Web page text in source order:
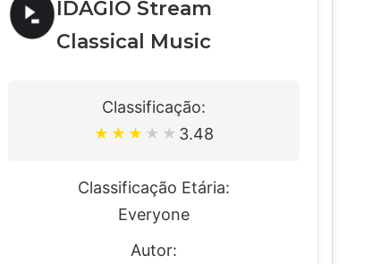
IDAGIO Stream
Classical Music
Classificação:
★ ★ ★ ★ ★ 3.48
Classificação Etária:
Everyone
Autor: